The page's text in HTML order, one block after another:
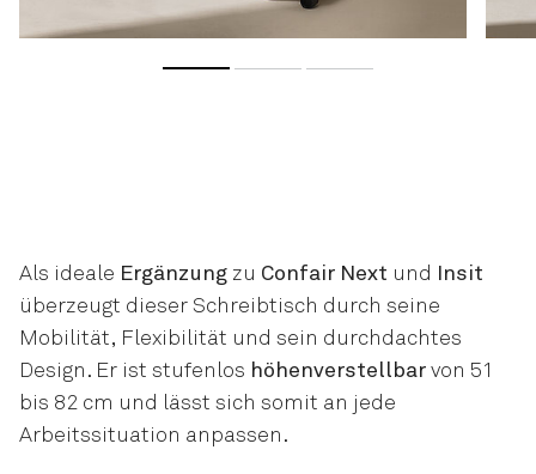
Als ideale Ergänzung zu Confair Next und
Insit
überzeugt dieser Schreibtisch durch seine
Mobilität, Flexibilität und sein durchdachtes
Design. Er ist stufenlos höhenverstellbar von 51
bis 82 cm und lässt sich somit an jede
Arbeitssituation anpassen.